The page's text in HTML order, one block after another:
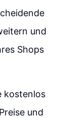
und
Shops
kostenlos
und